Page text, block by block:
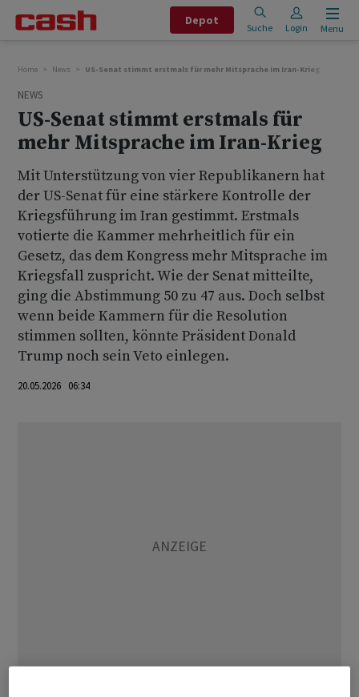
Depot
Suche Login Menu
Home News US-Senat stimmt erstmals für mehr Mitsprache im Iran-Krieg
NEWS
US-Senat stimmt erstmals für
mehr Mitsprache im Iran-Krieg
Mit Unterstützung von vier Republikanern hat
der US-Senat für eine stärkere Kontrolle der
Kriegsführung im Iran gestimmt. Erstmals
votierte die Kammer mehrheitlich für ein
Gesetz, das dem Kongress mehr Mitsprache im
Kriegsfall zuspricht. Wie der Senat mitteilte,
ging die Abstimmung 50 zu 47 aus. Doch selbst
wenn beide Kammern für die Resolution
stimmen sollten, könnte Präsident Donald
Trump noch sein Veto einlegen.
20.05.2026 06:34